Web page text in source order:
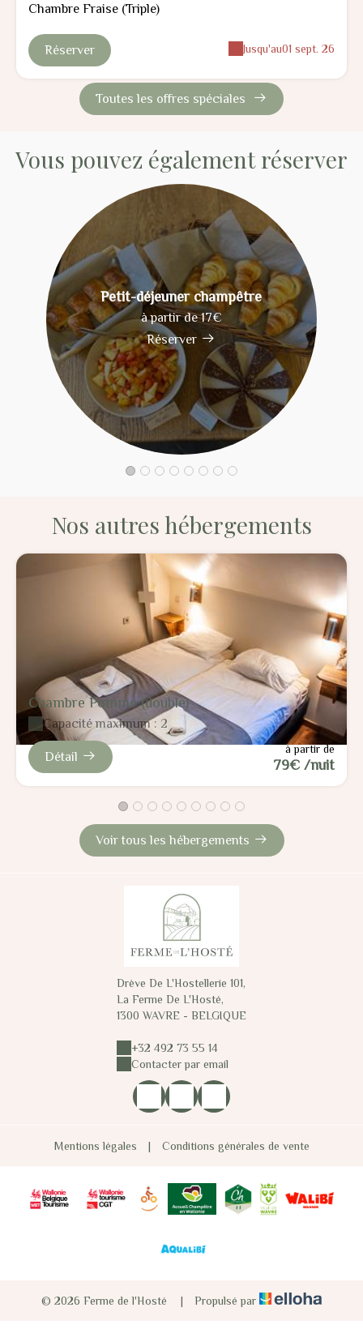
Chambre Fraise (Triple)
Réserver Jusqu'au01 sept. 26
Toutes les offres spéciales
Vous pouvez également réserver
Petit-déjeuner champêtre
à partir de 17€
Réserver
Nos autres hébergements
Chambre Pomme (double)
Capacité maximum : 2
Détail
à partir de
79€ /nuit
Voir tous les hébergements
Drève De L'Hostellerie 101,
La Ferme De L'Hosté,
1300 WAVRE - BELGIQUE
+32 492 73 55 14
Contacter par email
Mentions légales | Conditions générales de vente
© 2026 Ferme de l'Hosté | Propulsé par